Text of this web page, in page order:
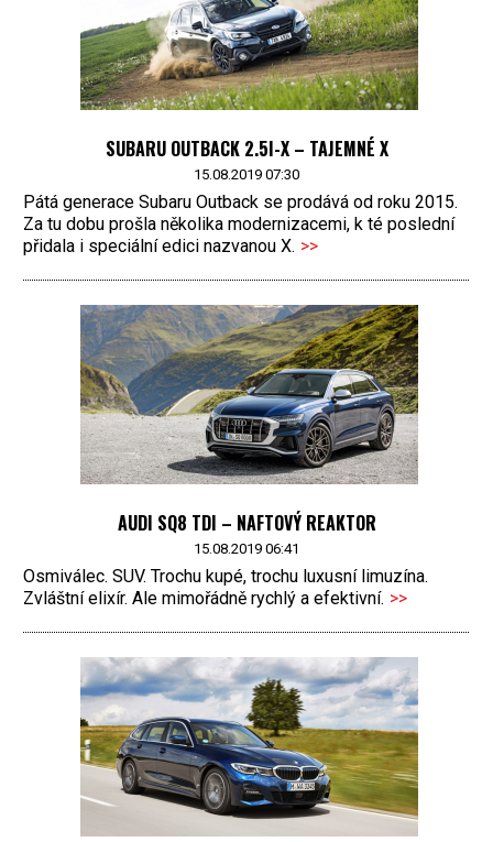
SUBARU OUTBACK 2.5I-X – TAJEMNÉ X
15.08.2019 07:30
Pátá generace Subaru Outback se prodává od roku 2015.
Za tu dobu prošla několika modernizacemi, k té poslední
přidala i speciální edici nazvanou X. >>
AUDI SQ8 TDI – NAFTOVÝ REAKTOR
15.08.2019 06:41
Osmiválec. SUV. Trochu kupé, trochu luxusní limuzína.
Zvláštní elixír. Ale mimořádně rychlý a efektivní. >>